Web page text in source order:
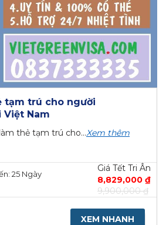
tạm trú cho người
Nam
thẻ tạm trú cho...Xem thêm
25 Ngày
Giá Tết Tri Ân
8,829,000 ₫
9,900,000 ₫
XEM NHANH